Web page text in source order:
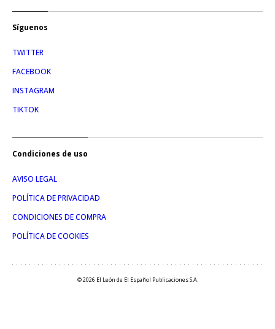
Síguenos
TWITTER
FACEBOOK
INSTAGRAM
TIKTOK
Condiciones de uso
AVISO LEGAL
POLÍTICA DE PRIVACIDAD
CONDICIONES DE COMPRA
POLÍTICA DE COOKIES
© 2026 El León de El Español Publicaciones S.A.